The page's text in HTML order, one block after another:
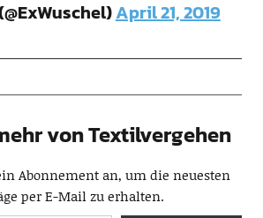
April 21, 2019
von Textilvergehen
Abonnement an, um die neuesten
per E-Mail zu erhalten.